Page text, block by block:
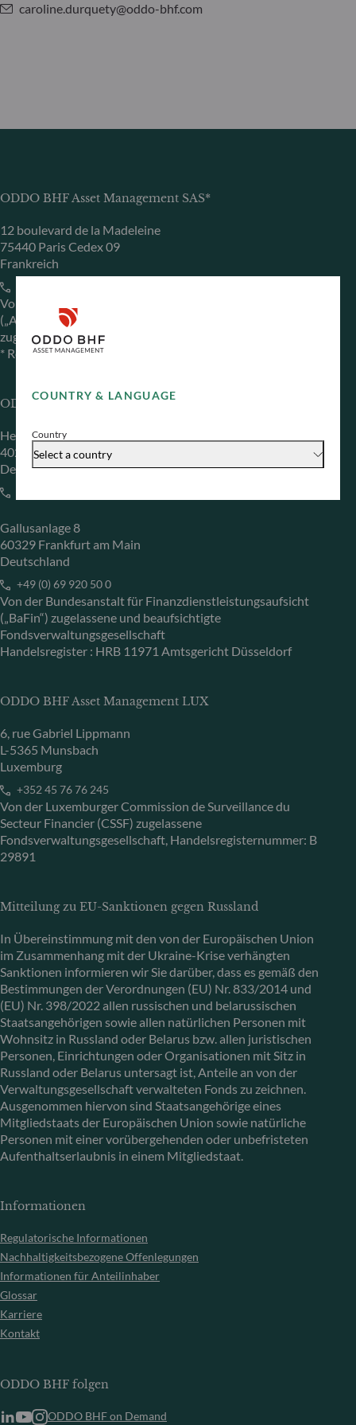
COUNTRY & LANGUAGE
Country
Select a country
caroline.durquety@oddo-bhf.com
ODDO BHF Asset Management SAS*
12 boulevard de la Madeleine
75440 Paris Cedex 09
Frankreich
Von der französischen Finanzmarktaufsichtsbehörde
(„Autorité des Marchés Financiers“) unter der Nr. GP 99011
zugelassene Fondsverwaltungsgesellschaft
* Rechtlich verantwortlich für die Inhalte der Internetseite
ODDO BHF Asset Management GmbH
Herzogstraße 15
40217 Düsseldorf
Deutschland
Gallusanlage 8
60329 Frankfurt am Main
Deutschland
+49 (0) 69 920 50 0
Von der Bundesanstalt für Finanzdienstleistungsaufsicht
(„BaFin“) zugelassene und beaufsichtigte
Fondsverwaltungsgesellschaft
Handelsregister : HRB 11971 Amtsgericht Düsseldorf
ODDO BHF Asset Management LUX
6, rue Gabriel Lippmann
L-5365 Munsbach
Luxemburg
+352 45 76 76 245
Von der Luxemburger Commission de Surveillance du
Secteur Financier (CSSF) zugelassene
Fondsverwaltungsgesellschaft, Handelsregisternummer: B
29891
Mitteilung zu EU-Sanktionen gegen Russland
In Übereinstimmung mit den von der Europäischen Union
im Zusammenhang mit der Ukraine-Krise verhängten
Sanktionen informieren wir Sie darüber, dass es gemäß den
Bestimmungen der Verordnungen (EU) Nr. 833/2014 und
(EU) Nr. 398/2022 allen russischen und belarussischen
Staatsangehörigen sowie allen natürlichen Personen mit
Wohnsitz in Russland oder Belarus bzw. allen juristischen
Personen, Einrichtungen oder Organisationen mit Sitz in
Russland oder Belarus untersagt ist, Anteile an von der
Verwaltungsgesellschaft verwalteten Fonds zu zeichnen.
Ausgenommen hiervon sind Staatsangehörige eines
Mitgliedstaats der Europäischen Union sowie natürliche
Personen mit einer vorübergehenden oder unbefristeten
Aufenthaltserlaubnis in einem Mitgliedstaat.
Informationen
Regulatorische Informationen
Nachhaltigkeitsbezogene Offenlegungen
Informationen für Anteilinhaber
Glossar
Karriere
Kontakt
ODDO BHF folgen
ODDO BHF on Demand